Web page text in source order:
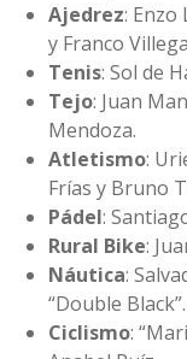
Ajedrez: Enzo
y Franco
Tenis: Sol de
Tejo: Juan
Mendoza.
Atletismo:
Frías y Bruno
Pádel:
Rural Bike:
Náutica:
“Double Black”.
Ciclismo: